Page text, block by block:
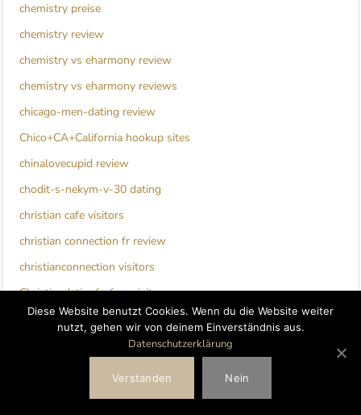
chemistry preise
chemistry review
chemistry vs eharmony review
chemistry vs eharmony reviews
chicago-men-dating review
Chico+CA+California hookup sites
chinalovecupid review
chodit-s-nekym-v-30 dating
christian cafe visitors
christian connection fr review
christianconnection visitors
Christiandatingforfree visitors
Christianmingle seznamka
christianmingle-inceleme visitors
citas puma resenas
Diese Website benutzt Cookies. Wenn du die Website weiter
nutzt, gehen wir von deinem Einverständnis aus.
Datenschutzerklärung
Verstanden Nein